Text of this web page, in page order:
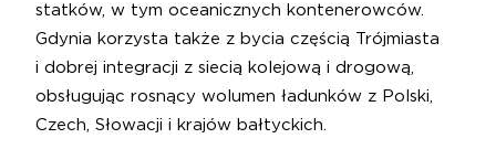
statków, w tym oceanicznych kontenerowców.
Gdynia korzysta także z bycia częścią Trójmiasta
i dobrej integracji z siecią kolejową i drogową,
obsługując rosnący wolumen ładunków z Polski,
Czech, Słowacji i krajów bałtyckich.